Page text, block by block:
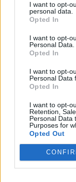
I want to opt-
personal data.
Opted In
I want to opt-
Personal Data.
Opted In
I want to opt-
Personal Data
Opted In
I want to opt-
Retention,
Personal Data
Purposes for
Opted Out
is
naponta 200
amit
mellett két
visszafordítani
jelentkező
mérsékeli az
kockázatát.
történt: Az
tisztítása
település